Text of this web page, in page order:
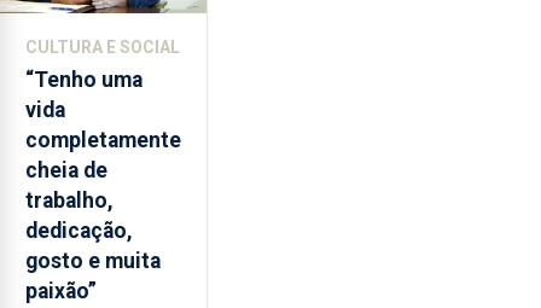
A
Flores
apresenta
um
“decréscimo
significativo”
da
CPUE
entre
CULTURA E SOCIAL
“Tenho uma
vida
completamente
cheia de
trabalho,
dedicação,
gosto e muita
paixão”